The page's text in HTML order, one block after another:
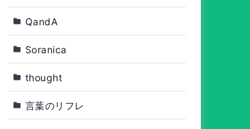
QandA
Soranica
thought
言葉のリフレ